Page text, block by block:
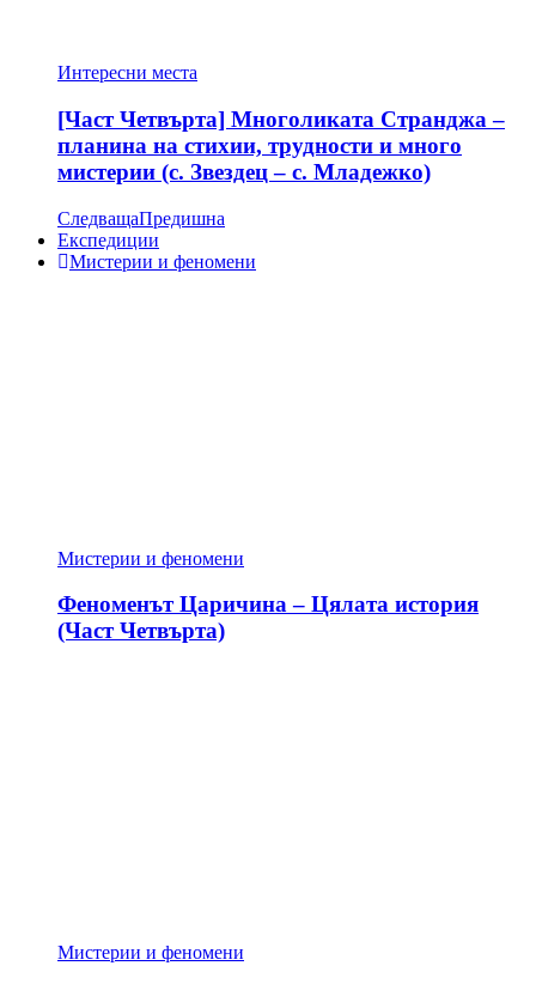
Интересни места
[Част Четвърта] Многоликата Странджа –
планина на стихии, трудности и много
мистерии (с. Звездец – с. Младежко)
СледващаПредишна
Експедиции
Мистерии и феномени
Мистерии и феномени
Феноменът Царичина – Цялата история
(Част Четвърта)
Мистерии и феномени